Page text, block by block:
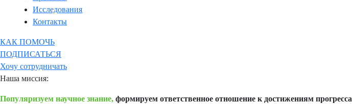
Исследования
Контакты
КАК ПОМОЧЬ
ПОДПИСАТЬСЯ
Хочу сотрудничать
Наша миссия:
Популяризуем научное знание, формируем ответственное отношение к достижениям прогресса